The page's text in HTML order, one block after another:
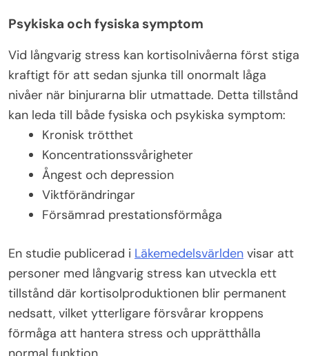
Psykiska och fysiska symptom
Vid långvarig stress kan kortisolnivåerna först stiga
kraftigt för att sedan sjunka till onormalt låga
nivåer när binjurarna blir utmattade. Detta tillstånd
kan leda till både fysiska och psykiska symptom:
Kronisk trötthet
Koncentrationssvårigheter
Ångest och depression
Viktförändringar
Försämrad prestationsförmåga
En studie publicerad i Läkemedelsvärlden visar att
personer med långvarig stress kan utveckla ett
tillstånd där kortisolproduktionen blir permanent
nedsatt, vilket ytterligare försvårar kroppens
förmåga att hantera stress och upprätthålla